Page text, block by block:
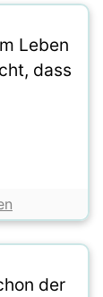
Leben
dass
der